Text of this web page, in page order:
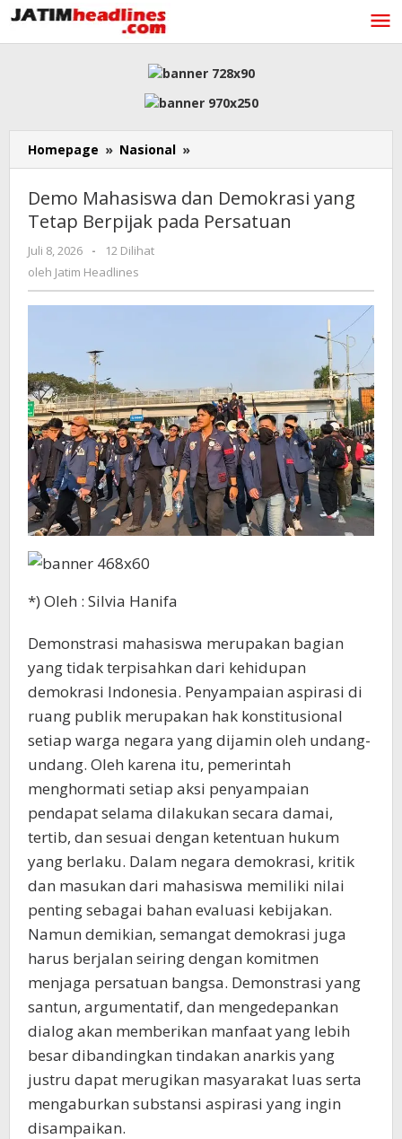
Lewati
ke
konten
Homepage » Nasional »
Mahasiswa
Demokrasi
yang
Demo Mahasiswa dan Demokrasi yang
Tetap Berpijak pada Persatuan
Juli 8, 2026
oleh
Jatim
-
12 Dilihat
oleh Jatim Headlines
*) Oleh : Silvia Hanifa
Demonstrasi mahasiswa merupakan bagian
yang tidak terpisahkan dari kehidupan
demokrasi Indonesia. Penyampaian aspirasi di
ruang publik merupakan hak konstitusional
setiap warga negara yang dijamin oleh undang-
undang. Oleh karena itu, pemerintah
menghormati setiap aksi penyampaian
pendapat selama dilakukan secara damai,
tertib, dan sesuai dengan ketentuan hukum
yang berlaku. Dalam negara demokrasi, kritik
dan masukan dari mahasiswa memiliki nilai
penting sebagai bahan evaluasi kebijakan.
Namun demikian, semangat demokrasi juga
harus berjalan seiring dengan komitmen
menjaga persatuan bangsa. Demonstrasi yang
santun, argumentatif, dan mengedepankan
dialog akan memberikan manfaat yang lebih
besar dibandingkan tindakan anarkis yang
justru dapat merugikan masyarakat luas serta
mengaburkan substansi aspirasi yang ingin
disampaikan.